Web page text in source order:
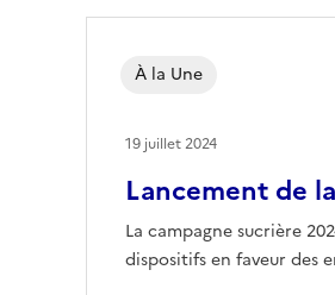
Lancement de
La campagne sucrière
dispositifs en faveur des
À la Une
19 juillet 2024